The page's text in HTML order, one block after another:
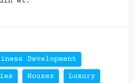
Development
Houzez Luxury